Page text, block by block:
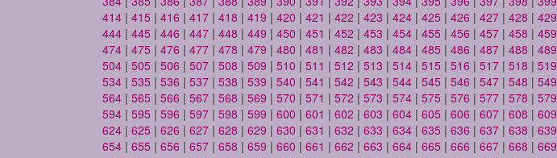
414 | 415 | 416 | 417 | 418 | 419 | 420 | 421 | 422 | 423 | 424 | 425 | 426 | 427 | 428 | 429
444 | 445 | 446 | 447 | 448 | 449 | 450 | 451 | 452 | 453 | 454 | 455 | 456 | 457 | 458 | 459
474 | 475 | 476 | 477 | 478 | 479 | 480 | 481 | 482 | 483 | 484 | 485 | 486 | 487 | 488 | 489
504 | 505 | 506 | 507 | 508 | 509 | 510 | 511 | 512 | 513 | 514 | 515 | 516 | 517 | 518 | 519
534 | 535 | 536 | 537 | 538 | 539 | 540 | 541 | 542 | 543 | 544 | 545 | 546 | 547 | 548 | 549
564 | 565 | 566 | 567 | 568 | 569 | 570 | 571 | 572 | 573 | 574 | 575 | 576 | 577 | 578 | 579
594 | 595 | 596 | 597 | 598 | 599 | 600 | 601 | 602 | 603 | 604 | 605 | 606 | 607 | 608 | 609
624 | 625 | 626 | 627 | 628 | 629 | 630 | 631 | 632 | 633 | 634 | 635 | 636 | 637 | 638 | 639
654 | 655 | 656 | 657 | 658 | 659 | 660 | 661 | 662 | 663 | 664 | 665 | 666 | 667 | 668 | 669